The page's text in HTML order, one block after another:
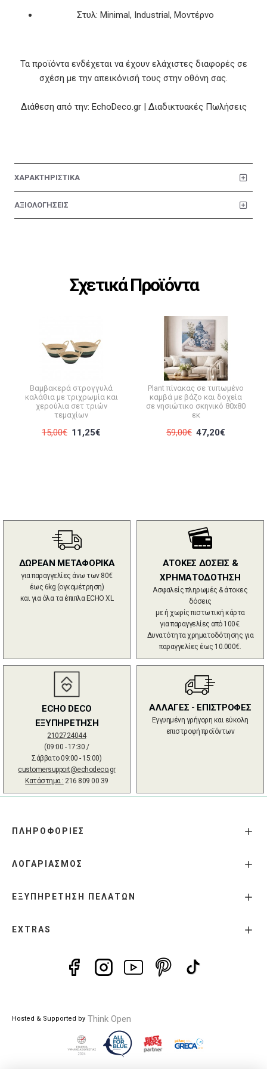
Στυλ: Minimal, Industrial, Μοντέρνο
Τα προϊόντα ενδέχεται να έχουν ελάχιστες διαφορές σε
σχέση με την απεικόνισή τους στην οθόνη σας.
Διάθεση από την: EchoDeco.gr | Διαδικτυακές Πωλήσεις
ΧΑΡΑΚΤΗΡΙΣΤΙΚΑ
ΑΞΙΟΛΟΓΗΣΕΙΣ
Σχετικά Προϊόντα
Βαμβακερά στρογγυλά
καλάθια με τριχρωμία και
χερούλια σετ τριών
τεμαχίων
15,00€ 11,25€
Plant πίνακας σε τυπωμένο
καμβά με βάζο και δοχεία
σε νησιώτικο σκηνικό 80x80
εκ
59,00€ 47,20€
ΔΩΡΕΑΝ ΜΕΤΑΦΟΡΙΚΑ
για παραγγελίες άνω των 80€
έως 6kg (ογκομέτρηση)
και για όλα τα έπιπλα ECHO XL
ΑΤΟΚΕΣ ΔΟΣΕΙΣ &
ΧΡΗΜΑΤΟΔΟΤΗΣΗ
Ασφαλείς πληρωμές & άτοκες
δόσεις
με ή χωρίς πιστωτική κάρτα
για παραγγελίες από 100€.
Δυνατότητα χρηματοδότησης για
παραγγελίες έως 10.000€.
ECHO DECO
ΕΞΥΠΗΡΕΤΗΣΗ
2102724044
(09:00 - 17:30 /
Σάββατο 09:00 - 15:00)
customersupport@echodeco.gr
Κατάστημα : 216 809 00 39
ΑΛΛΑΓΕΣ - ΕΠΙΣΤΡΟΦΕΣ
Εγγυημένη γρήγορη και εύκολη
επιστροφή προϊόντων
ΠΛΗΡΟΦΟΡΙΕΣ
ΛΟΓΑΡΙΑΣΜΟΣ
ΕΞΥΠΗΡΕΤΗΣΗ ΠΕΛΑΤΩΝ
EXTRAS
Hosted & Supported by Think Open